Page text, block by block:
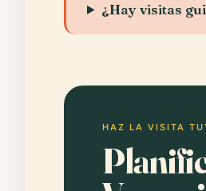
¿Hay visitas
HAZ LA VISITA